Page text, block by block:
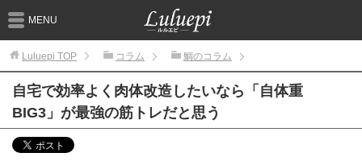
MENU
Luluepi TOP コラム 鯛のコラム
自宅で効率よく肉体改造したいなら「自体重
BIG3」が最強の筋トレだと思う